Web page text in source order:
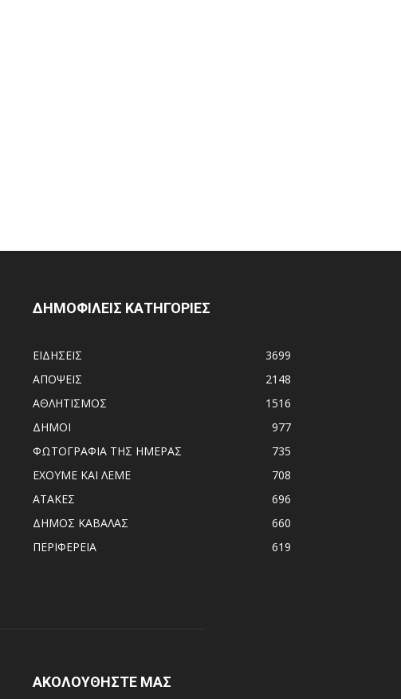
ΔΗΜΟΦΙΛΕΙΣ ΚΑΤΗΓΟΡΙΕΣ
ΕΙΔΗΣΕΙΣ
3699
ΑΠΟΨΕΙΣ
2148
ΑΘΛΗΤΙΣΜΟΣ
1516
ΔΗΜΟΙ
977
ΦΩΤΟΓΡΑΦΙΑ ΤΗΣ ΗΜΕΡΑΣ
735
ΕΧΟΥΜΕ ΚΑΙ ΛΕΜΕ
708
ΑΤΑΚΕΣ
696
ΔΗΜΟΣ ΚΑΒΑΛΑΣ
660
ΠΕΡΙΦΕΡΕΙΑ
619
ΑΚΟΛΟΥΘΗΣΤΕ ΜΑΣ